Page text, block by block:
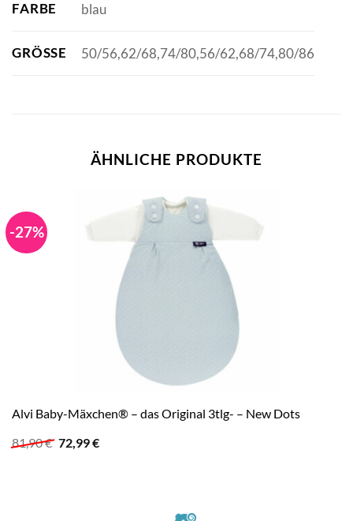
FARBE blau
GRÖSSE 50/56,62/68,74/80,56/62,68/74,80/86
ÄHNLICHE PRODUKTE
-27%
Alvi Baby-Mäxchen® – das Original 3tlg- – New Dots
81,90€ Ursprünglicher
72,99€Aktueller